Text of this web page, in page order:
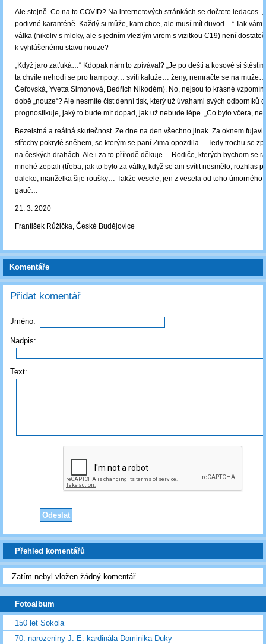
Ale stejně. Co na to COVID? Na internetových stránkách se dočtete ledacos.
podivné karanténě. Každý si může, kam chce, ale musí mít důvod…“ Tak vám
válka (nikoliv s mloky, ale s jedním vlezlým virem s vizitkou C19) není
k vyhlášenému stavu nouze?
„Když jaro zaťuká…“ Kdopak nám to zpívával? „Je po dešti a kosové si
ta chvíle nehodí se pro trampoty… svítí kaluže… ženy, nemračte se na
Čeřovská, Yvetta Simonová, Bedřich Nikodém). No, nejsou to krásné
době „nouze“? Ale nesmíte číst denní tisk, který už úvahami svých odborníků
prognostikuje, jaký to bude mít dopad, jak už nebude lépe. „Co bylo včera,
Bezelstná a reálná skutečnost. Ze dne na den všechno jinak. Za oknem
střechy pokryté sněhem, se kterým se paní Zima opozdila… Tedy trochu se
na českých drahách. Ale i za to přírodě děkuje… Rodiče, kterých bychom se
mnohé zeptali (třeba, jak to bylo za války, když se ani svítit nesmělo, rozhlas
daleko, manželka šije roušky… Takže vesele, jen z vesela od toho úmorného
gauč…
21. 3. 2020
František Růžička, České Budějovice
Komentáře
Přidat komentář
Jméno:
Nadpis:
Text:
Přehled komentářů
Zatím nebyl vložen žádný komentář
Fotoalbum
150 let Sokola
70. narozeniny J. E. kardinála Dominika Duky